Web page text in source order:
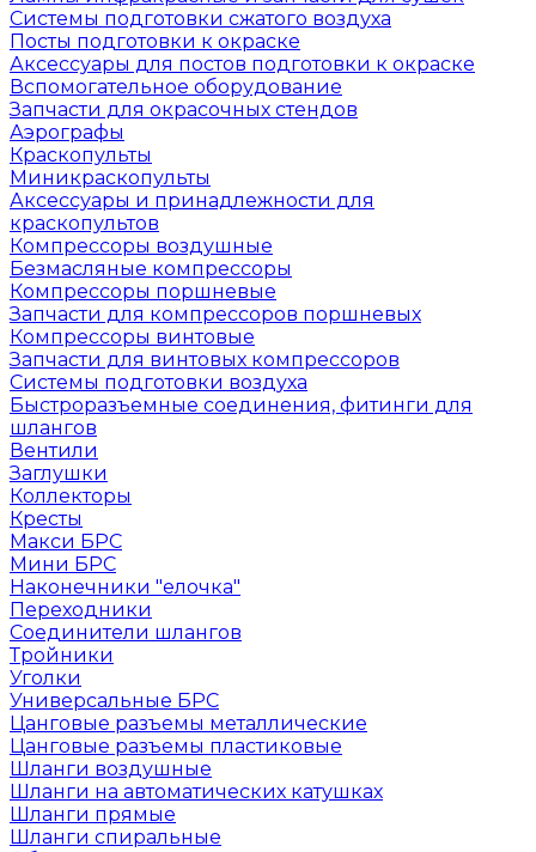
Системы подготовки сжатого воздуха
Посты подготовки к окраске
Аксессуары для постов подготовки к окраске
Вспомогательное оборудование
Запчасти для окрасочных стендов
Аэрографы
Краскопульты
Миникраскопульты
Аксессуары и принадлежности для
краскопультов
Компрессоры воздушные
Безмасляные компрессоры
Компрессоры поршневые
Запчасти для компрессоров поршневых
Компрессоры винтовые
Запчасти для винтовых компрессоров
Системы подготовки воздуха
Быстроразъемные соединения, фитинги для
шлангов
Вентили
Заглушки
Коллекторы
Кресты
Макси БРС
Мини БРС
Наконечники "елочка"
Переходники
Соединители шлангов
Тройники
Уголки
Универсальные БРС
Цанговые разъемы металлические
Цанговые разъемы пластиковые
Шланги воздушные
Шланги на автоматических катушках
Шланги прямые
Шланги спиральные